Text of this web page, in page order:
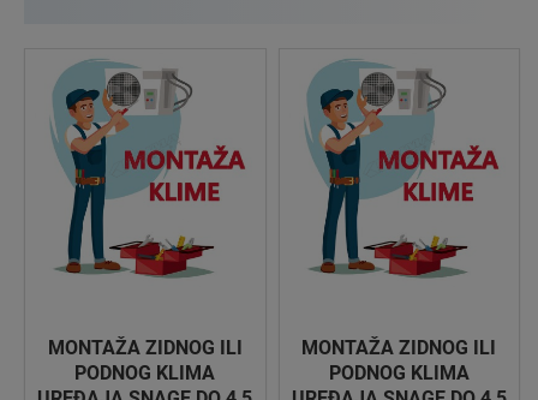
MONTAŽA ZIDNOG ILI
PODNOG KLIMA
MONTAŽA ZIDNOG ILI
PODNOG KLIMA